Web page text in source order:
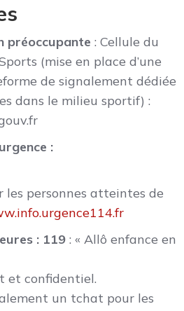
préoccupante : Cellule du
(mise en place d’une
de signalement dédiée
dans le milieu sportif) :
:
les personnes atteintes de
: 119 : « Allô enfance en
et confidentiel.
un tchat pour les